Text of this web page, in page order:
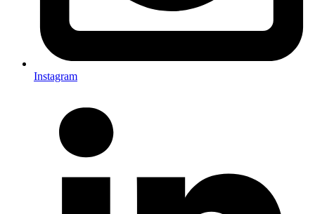
Instagram